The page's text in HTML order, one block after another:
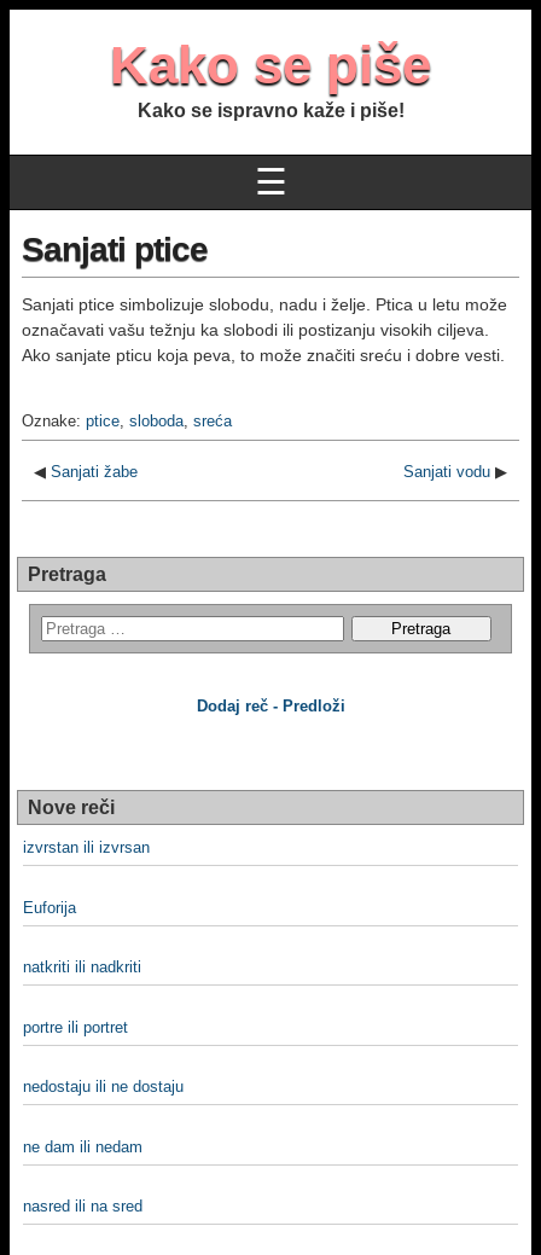
Kako se piše
Kako se ispravno kaže i piše!
☰
Sanjati ptice
Sanjati ptice simbolizuje slobodu, nadu i želje. Ptica u letu može
označavati vašu težnju ka slobodi ili postizanju visokih ciljeva.
Ako sanjate pticu koja peva, to može značiti sreću i dobre vesti.
Oznake: ptice, sloboda, sreća
◀ Sanjati žabe Sanjati vodu ▶
Pretraga
Dodaj reč - Predloži
Nove reči
izvrstan ili izvrsan
Euforija
natkriti ili nadkriti
portre ili portret
nedostaju ili ne dostaju
ne dam ili nedam
nasred ili na sred